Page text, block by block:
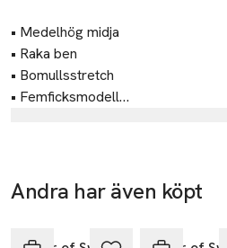
• Medelhög midja
• Raka ben
• Bomullsstretch
• Femficksmodell
Torsgatan 4
111 23 Stockholm
Andra har även köpt